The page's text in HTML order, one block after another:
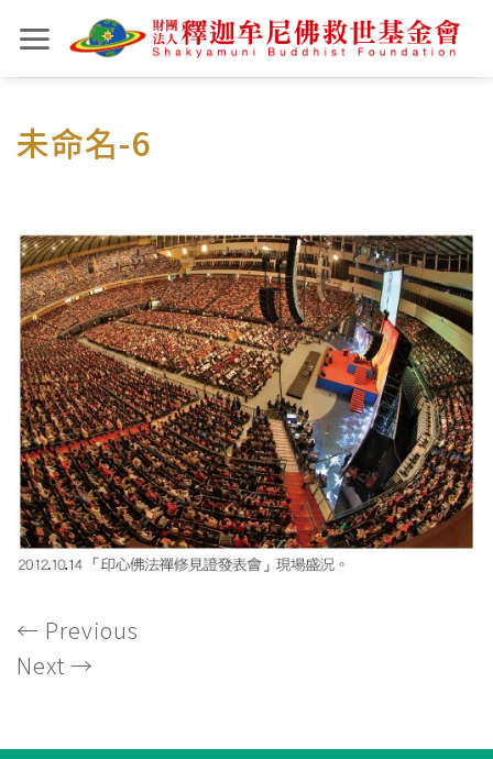
to
content
未命名-6
← Previous
Next →